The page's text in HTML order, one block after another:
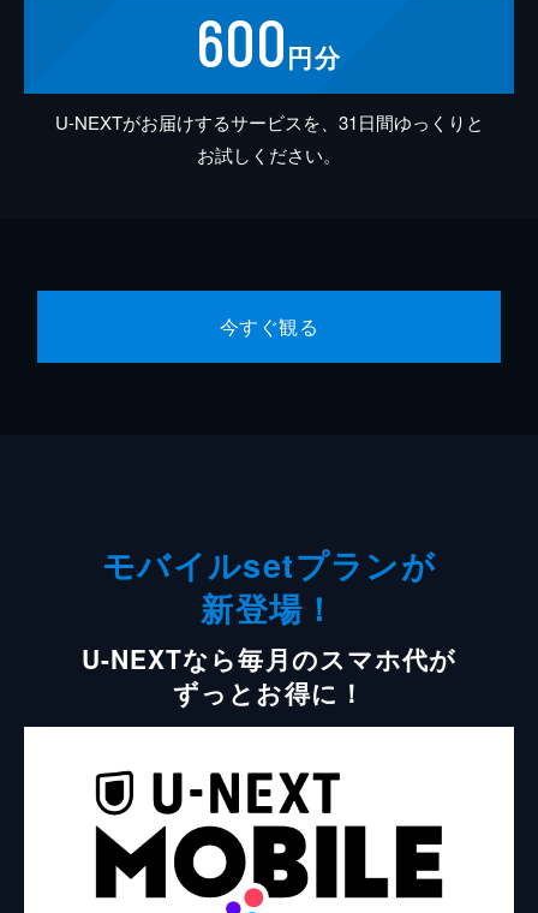
600円分
U-NEXTがお届けするサービスを、31日間ゆっくりと
お試しください。
今すぐ観る
モバイルsetプランが
新登場！
U-NEXTなら毎月のスマホ代が
ずっとお得に！